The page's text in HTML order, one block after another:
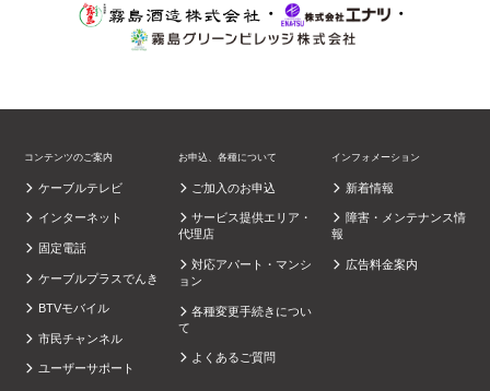
・
・
コンテンツのご案内
ケーブルテレビ
インターネット
固定電話
ケーブルプラスでんき
BTVモバイル
市民チャンネル
ユーザーサポート
お申込、各種について
ご加入のお申込
サービス提供エリア・
代理店
対応アパート・マンシ
ョン
各種変更手続きについ
て
よくあるご質問
インフォメーション
新着情報
障害・メンテナンス情
報
広告料金案内